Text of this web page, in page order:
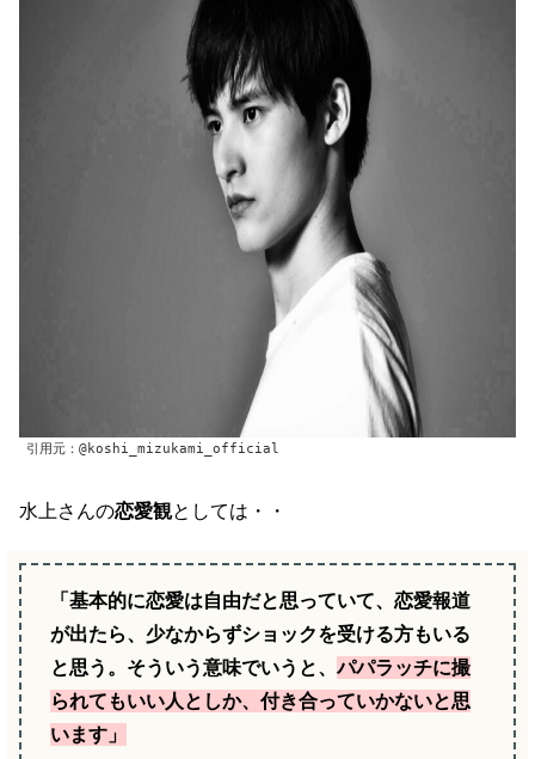
引用元：@koshi_mizukami_official
水上さんの恋愛観としては・・
「基本的に恋愛は自由だと思っていて、恋愛報道
が出たら、少なからずショックを受ける方もいる
と思う。そういう意味でいうと、パパラッチに撮
られてもいい人としか、付き合っていかないと思
います」